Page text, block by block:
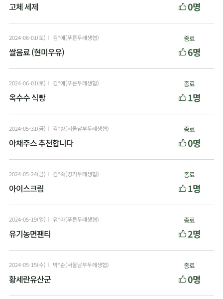
고체 세제 0명
2024-06-01(토) 김*애(푸른두레생협)
쌀음료 (현미우유)
종료
6명
2024-06-01(토) 김*애(푸른두레생협)
옥수수 식빵
종료
1명
2024-05-31(금) 김*향(서울남부두레생협)
아채주스 추천합니다
종료
0명
2024-05-24(금) 김*숙(경기두레생협)
아이스크림
종료
1명
2024-05-19(일) 유*아(푸른두레생협)
유기농면팬티
종료
2명
2024-05-15(수) 박*순(서울남부두레생협)
황세란유산군
종료
0명